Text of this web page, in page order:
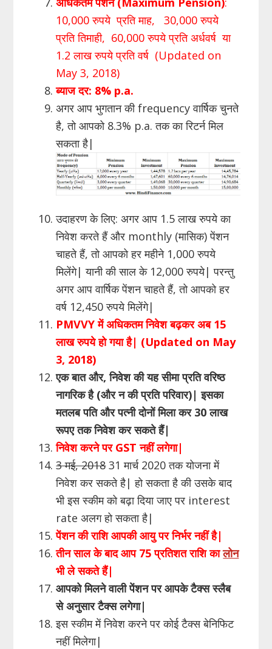
10,000 रुपये प्रति माह, 30,000 रुपये
प्रति तिमाही, 60,000 रुपये प्रति अर्धवर्ष या
1.2 लाख रुपये प्रति वर्ष (Updated on
May 3, 2018)
ब्याज दर: 8% p.a.
अगर आप भुगतान की frequency वार्षिक चुनते
है, तो आपको 8.3% p.a. तक का रिटर्न मिल
सकता है|
उदाहरण के लिए: अगर आप 1.5 लाख रुपये का
निवेश करते हैं और monthly (मासिक) पेंशन
चाहते हैं, तो आपको हर महीने 1,000 रुपये
मिलेंगे| यानी की साल के 12,000 रुपये| परन्तु
अगर आप वार्षिक पेंशन चाहते हैं, तो आपको हर
वर्ष 12,450 रुपये मिलेंगे|
PMVVY में अधिकतम निवेश बढ़कर अब 15
लाख रुपये हो गया है| (Updated on May
3, 2018)
एक बात और, निवेश की यह सीमा प्रति वरिष्ठ
नागरिक है (और न की प्रति परिवार)| इसका
मतलब पति और पत्नी दोनों मिला कर 30 लाख
रूपए तक निवेश कर सकते हैं|
निवेश करने पर GST नहीं लगेगा|
3 मई, 201831 मार्च 2020 तक योजना में
निवेश कर सकते है| हो सकता है की उसके बाद
भी इस स्कीम को बढ़ा दिया जाए पर interest
rate अलग हो सकता है|
पेंशन की राशि आपकी आयु पर निर्भर नहीं है|
तीन साल के बाद आप 75 प्रतिशत राशि कालोन
भी ले सकते हैं|
आपको मिलने वाली पेंशन पर आपके टैक्स स्लैब
से अनुसार टैक्स लगेगा|
इस स्कीम में निवेश करने पर कोई टैक्स बेनिफिट
नहीं मिलेगा|